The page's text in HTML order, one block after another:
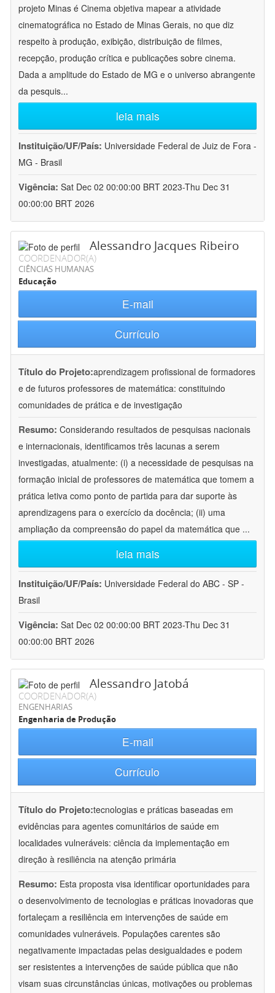
projeto Minas é Cinema objetiva mapear a atividade
cinematográfica no Estado de Minas Gerais, no que diz
respeito à produção, exibição, distribuição de filmes,
recepção, produção crítica e publicações sobre cinema.
Dada a amplitude do Estado de MG e o universo abrangente
da pesquis...
leia mais
Instituição/UF/País: Universidade Federal de Juiz de Fora -
MG - Brasil
Vigência: Sat Dec 02 00:00:00 BRT 2023-Thu Dec 31
00:00:00 BRT 2026
Alessandro Jacques Ribeiro
COORDENADOR(A)
CIÊNCIAS HUMANAS
Educação
E-mail
Currículo
Título do Projeto:aprendizagem profissional de formadores
e de futuros professores de matemática: constituindo
comunidades de prática e de investigação
Resumo: Considerando resultados de pesquisas nacionais
e internacionais, identificamos três lacunas a serem
investigadas, atualmente: (i) a necessidade de pesquisas na
formação inicial de professores de matemática que tomem a
prática letiva como ponto de partida para dar suporte às
aprendizagens para o exercício da docência; (ii) uma
ampliação da compreensão do papel da matemática que ...
leia mais
Instituição/UF/País: Universidade Federal do ABC - SP -
Brasil
Vigência: Sat Dec 02 00:00:00 BRT 2023-Thu Dec 31
00:00:00 BRT 2026
Alessandro Jatobá
COORDENADOR(A)
ENGENHARIAS
Engenharia de Produção
E-mail
Currículo
Título do Projeto:tecnologias e práticas baseadas em
evidências para agentes comunitários de saúde em
localidades vulneráveis: ciência da implementação em
direção à resiliência na atenção primária
Resumo: Esta proposta visa identificar oportunidades para
o desenvolvimento de tecnologias e práticas inovadoras que
fortaleçam a resiliência em intervenções de saúde em
comunidades vulneráveis. Populações carentes são
negativamente impactadas pelas desigualdades e podem
ser resistentes a intervenções de saúde pública que não
visam suas circunstâncias únicas, motivações ou problemas